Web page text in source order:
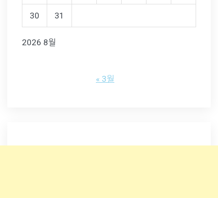
2026 8월
30 31
« 3월